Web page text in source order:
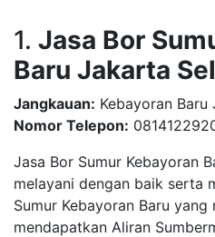
1. Jasa Bor
Baru Jakarta
Jangkauan: Kebayoran
Nomor Telepon:
Jasa Bor Sumur Kebayoran
melayani dengan baik serta
Sumur Kebayoran Baru
mendapatkan Aliran